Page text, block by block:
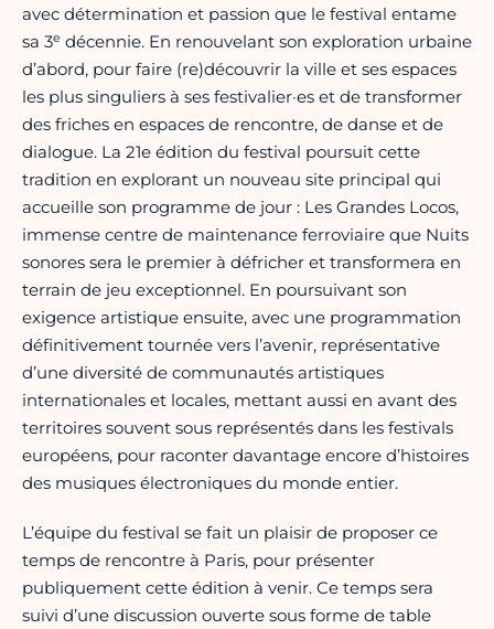
avec détermination et passion que le festival entame
sa 3e décennie. En renouvelant son exploration urbaine
d’abord, pour faire (re)découvrir la ville et ses espaces
les plus singuliers à ses festivalier·es et de transformer
des friches en espaces de rencontre, de danse et de
dialogue. La 21e édition du festival poursuit cette
tradition en explorant un nouveau site principal qui
accueille son programme de jour : Les Grandes Locos,
immense centre de maintenance ferroviaire que Nuits
sonores sera le premier à défricher et transformera en
terrain de jeu exceptionnel. En poursuivant son
exigence artistique ensuite, avec une programmation
définitivement tournée vers l’avenir, représentative
d’une diversité de communautés artistiques
internationales et locales, mettant aussi en avant des
territoires souvent sous représentés dans les festivals
européens, pour raconter davantage encore d’histoires
des musiques électroniques du monde entier.
L’équipe du festival se fait un plaisir de proposer ce
temps de rencontre à Paris, pour présenter
publiquement cette édition à venir. Ce temps sera
suivi d’une discussion ouverte sous forme de table